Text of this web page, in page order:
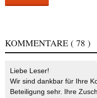
KOMMENTARE ( 78 )
Liebe Leser!
Wir sind dankbar für Ihre
Beteiligung sehr. Ihre